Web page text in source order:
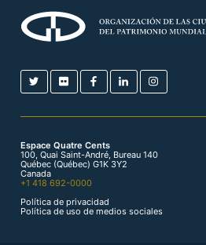
Espace Quatre Cents
100, Quai Saint-André, Bureau 140
Québec (Québec) G1K 3Y2
Canada
+1 418 692-0000
Política de privacidad
Política de uso de medios sociales